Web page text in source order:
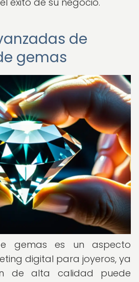
de
gemas
gemas es un aspecto
digital para joyeros, ya
de alta calidad puede